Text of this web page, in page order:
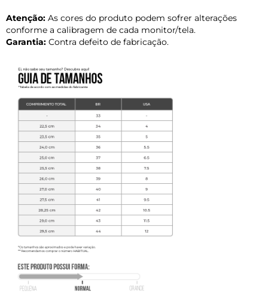
Atenção: As cores do produto podem sofrer alterações
conforme a calibragem de cada monitor/tela.
Garantia: Contra defeito de fabricação.